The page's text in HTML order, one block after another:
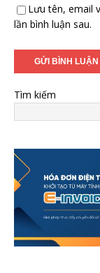
Lưu tên, email
lần bình luận sau.
Tìm kiếm